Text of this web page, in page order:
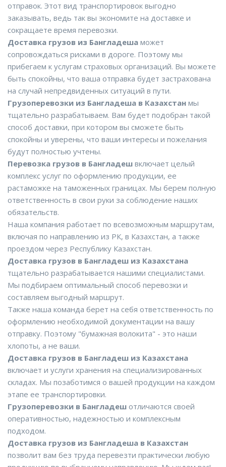
отправок. Этот вид транспортировок выгодно
заказывать, ведь так вы экономите на доставке и
сокращаете время перевозки.
Доставка грузов из Бангладеша может
сопровождаться рисками в дороге. Поэтому мы
прибегаем к услугам страховых организаций. Вы можете
быть спокойны, что ваша отправка будет застрахована
на случай непредвиденных ситуаций в пути.
Грузоперевозки из Бангладеша в Казахстан мы
тщательно разрабатываем. Вам будет подобран такой
способ доставки, при котором вы сможете быть
спокойны и уверены, что ваши интересы и пожелания
будут полностью учтены.
Перевозка грузов в Бангладеш включает целый
комплекс услуг по оформлению продукции, ее
растаможке на таможенных границах. Мы берем полную
ответственность в свои руки за соблюдение наших
обязательств.
Наша компания работает по всевозможным маршрутам,
включая по направлению из РК, в Казахстан, а также
проездом через Республику Казахстан.
Доставка грузов в Бангладеш из Казахстана
тщательно разрабатывается нашими специалистами.
Мы подбираем оптимальный способ перевозки и
составляем выгодный маршрут.
Также наша команда берет на себя ответственность по
оформлению необходимой документации на вашу
отправку. Поэтому "бумажная волокита" - это наши
хлопоты, а не ваши.
Доставка грузов в Бангладеш из Казахстана
включает и услуги хранения на специализированных
складах. Мы позаботимся о вашей продукции на каждом
этапе ее транспортировки.
Грузоперевозки в Бангладеш отличаются своей
оперативностью, надежностью и комплексным
подходом.
Доставка грузов из Бангладеша в Казахстан
позволит вам без труда перевезти практически любую